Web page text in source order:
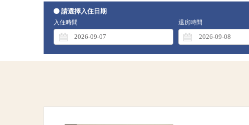
請選擇入住日期
入住時間 退房時間